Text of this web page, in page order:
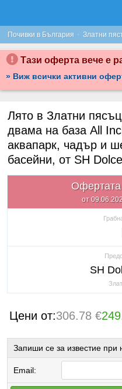
Почивки в България · Златни
Тази оферта вече е
» Виж всички активни
Лято в Златни
двама на база All
аквапарк, чадър и
басейни, от SH
Офертата
от
SH
Цени от:306.78 €
Запиши се за известие при
Email: